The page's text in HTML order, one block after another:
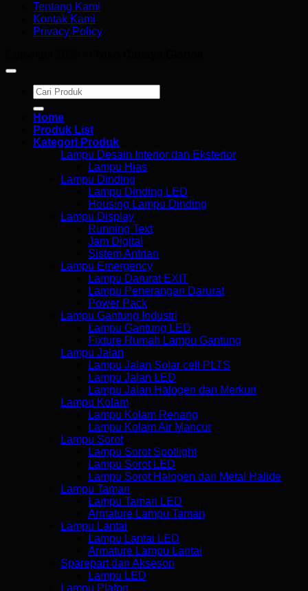
Tentang Kami
Kontak Kami
Privacy Policy
Search
for:
Home
Produk List
Kategori Produk
Lampu Desain Interior dan Eksterior
Lampu Hias
Lampu Dinding
Lampu Dinding LED
Housing Lampu Dinding
Lampu Display
Running Text
Jam Digital
Sistem Antrian
Lampu Emergency
Lampu Darurat EXIT
Lampu Penerangan Darurat
Power Pack
Lampu Gantung Industri
Lampu Gantung LED
Fixture Rumah Lampu Gantung
Lampu Jalan
Lampu Jalan Solar cell PLTS
Lampu Jalan LED
Lampu Jalan Halogen dan Merkuri
Lampu Kolam
Lampu Kolam Renang
Lampu Kolam Air Mancur
Lampu Sorot
Lampu Sorot Spotlight
Lampu Sorot LED
Lampu Sorot Halogen dan Metal Halide
Lampu Taman
Lampu Taman LED
Armature Lampu Taman
Lampu Lantai
Lampu Lantai LED
Armature Lampu Lantai
Sparepart dan Aksesori
Lampu LED
Lampu Plafon